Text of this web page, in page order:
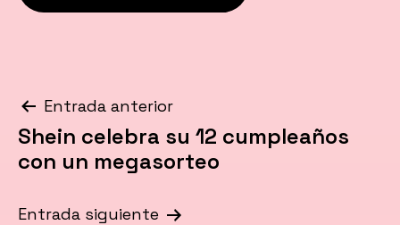
Navegación
de
entradas
Entrada anterior
Shein celebra su 12 cumpleaños
con un megasorteo
Entrada siguiente